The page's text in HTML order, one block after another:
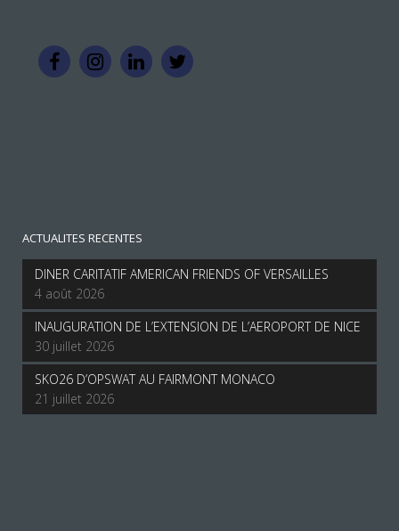
ACTUALITES RECENTES
DINER CARITATIF AMERICAN FRIENDS OF VERSAILLES
4 août 2026
INAUGURATION DE L’EXTENSION DE L’AEROPORT DE NICE
30 juillet 2026
SKO26 D’OPSWAT AU FAIRMONT MONACO
21 juillet 2026